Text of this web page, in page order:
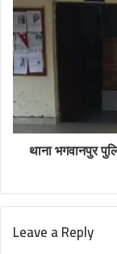
थाना भगवानपुर
Leave a Reply